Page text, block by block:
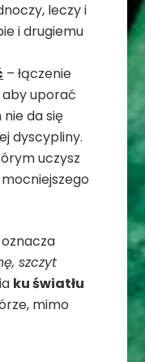
leczy i
i drugiemu
– łączenie
aby uporać
da się
dyscypliny.
uczysz
szczyt
ku światłu
mimo